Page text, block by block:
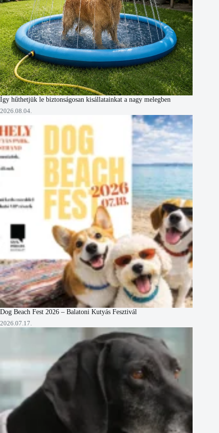
Így hűthetjük le biztonságosan kisállatainkat a nagy melegben
2026.08.04.
Dog Beach Fest 2026 – Balatoni Kutyás Fesztivál
2026.07.17.